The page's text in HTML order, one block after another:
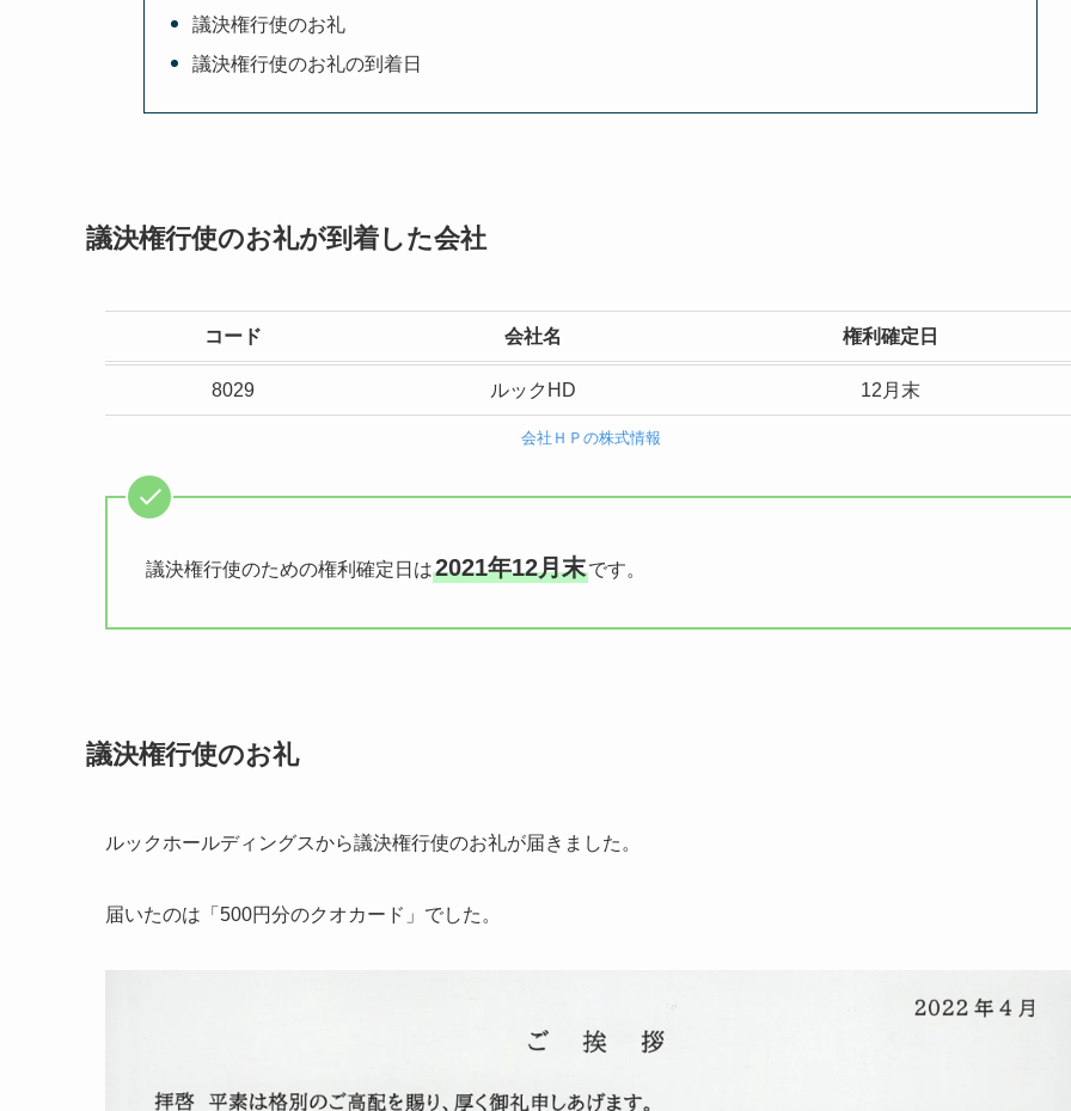
議決権行使のお礼
議決権行使のお礼の到着日
議決権行使のお礼が到着した会社
コード 会社名 権利確定日
8029 ルックHD 12月末
会社ＨＰの株式情報
議決権行使のための権利確定日は2021年12月末です。
議決権行使のお礼
ルックホールディングスから議決権行使のお礼が届きました。
届いたのは「500円分のクオカード」でした。